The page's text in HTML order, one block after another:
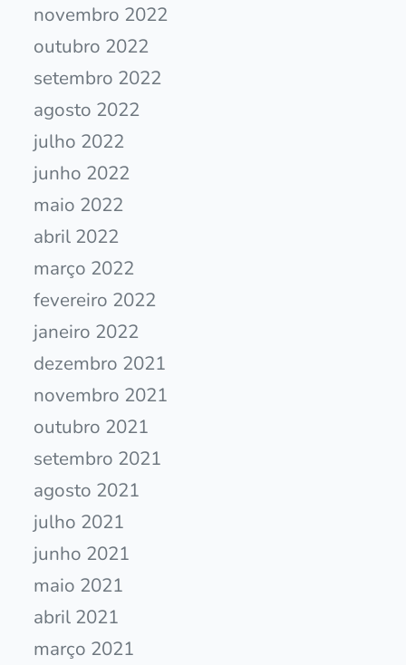
novembro 2022
outubro 2022
setembro 2022
agosto 2022
julho 2022
junho 2022
maio 2022
abril 2022
março 2022
fevereiro 2022
janeiro 2022
dezembro 2021
novembro 2021
outubro 2021
setembro 2021
agosto 2021
julho 2021
junho 2021
maio 2021
abril 2021
março 2021